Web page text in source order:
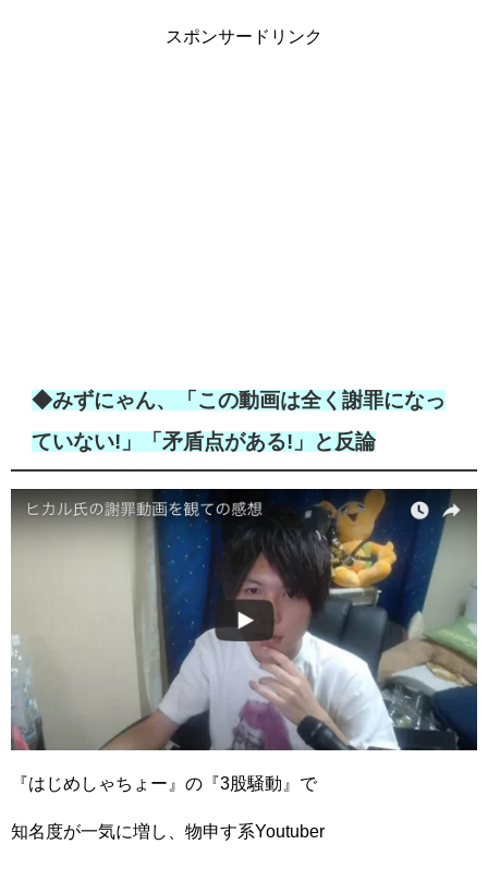
スポンサードリンク
◆みずにゃん、「この動画は全く謝罪になっ
ていない!」「矛盾点がある!」と反論
『はじめしゃちょー』の『3股騒動』で
知名度が一気に増し、物申す系Youtuber